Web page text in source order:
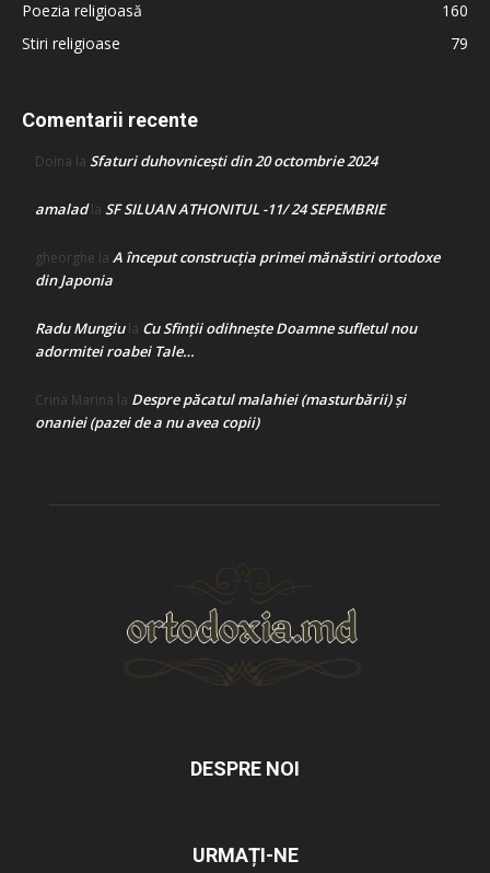
Poezia religioasă
160
Stiri religioase
79
Comentarii recente
Doina la Sfaturi duhovnicești din 20 octombrie 2024
amaladla SF SILUAN ATHONITUL -11/ 24 SEPEMBRIE
gheorghe la A început construcţia primei mănăstiri ortodoxe
din Japonia
Radu Mungiula Cu Sfinții odihnește Doamne sufletul nou
adormitei roabei Tale…
Crina Marina la Despre păcatul malahiei (masturbării) şi
onaniei (pazei de a nu avea copii)
DESPRE NOI
URMAȚI-NE